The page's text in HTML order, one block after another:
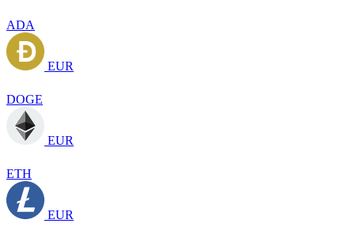
ADA
EUR
DOGE
EUR
ETH
EUR